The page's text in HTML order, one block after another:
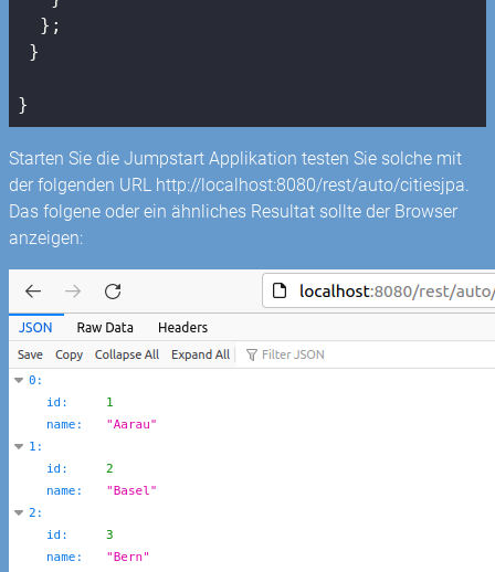
  };
}
}
Starten Sie die Jumpstart Applikation testen Sie solche mit
der folgenden URL http://localhost:8080/rest/auto/citiesjpa.
Das folgene oder ein ähnliches Resultat sollte der Browser
anzeigen: